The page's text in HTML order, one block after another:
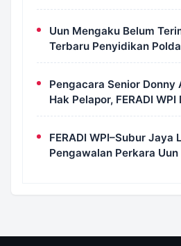
Banten
Uun Mengaku Belum
Terbaru Penyidikan
Transparansi Perkara
Pengacara Senior Donny
Hak Pelapor, FERADI WPI
Transparansi Perkara Uun
FERADI WPI–Subur
Pengawalan Perkara Uun